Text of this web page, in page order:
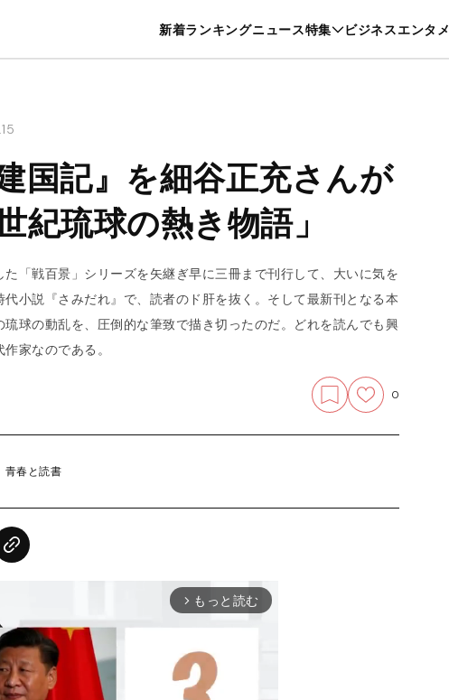
新着ランキングニュース特集 ビジネスエンタメ
暮らし スポーツ ヘルスケア 美容 グルメ
国記』を細谷正充さんが
紀琉球の熱き物語」
「戦百景」シリーズを矢継ぎ早に三冊まで刊行して、大いに気を
小説『さみだれ』で、読者のド肝を抜く。そして最新刊となる本
球の動乱を、圧倒的な筆致で描き切ったのだ。どれを読んでも興
家なのである。
0
青春と読書
arrow_forward_ios もっと読む